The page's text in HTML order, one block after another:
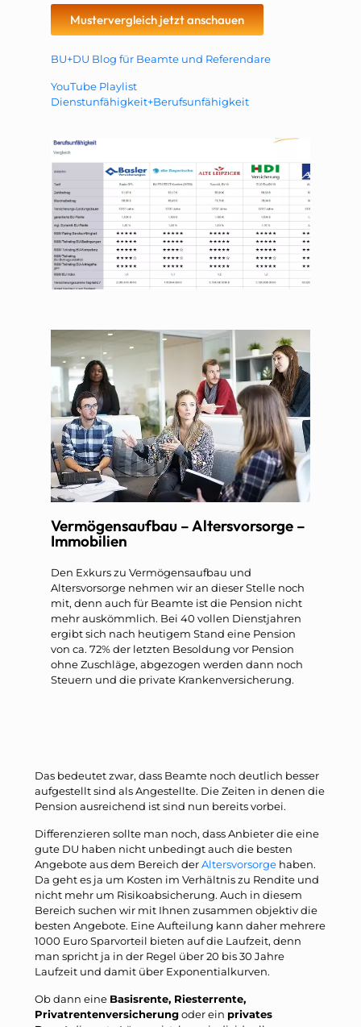
Mustervergleich jetzt anschauen
BU+DU Blog für Beamte und Referendare
YouTube Playlist
Dienstunfähigkeit+Berufsunfähigkeit
Vermögensaufbau – Altersvorsorge –
Immobilien
Den Exkurs zu Vermögensaufbau und
Altersvorsorge nehmen wir an dieser Stelle noch
mit, denn auch für Beamte ist die Pension nicht
mehr auskömmlich. Bei 40 vollen Dienstjahren
ergibt sich nach heutigem Stand eine Pension
von ca. 72% der letzten Besoldung vor Pension
ohne Zuschläge, abgezogen werden dann noch
Steuern und die private Krankenversicherung.
Das bedeutet zwar, dass Beamte noch deutlich besser
aufgestellt sind als Angestellte. Die Zeiten in denen die
Pension ausreichend ist sind nun bereits vorbei.
Differenzieren sollte man noch, dass Anbieter die eine
gute DU haben nicht unbedingt auch die besten
Angebote aus dem Bereich derAltersvorsorge haben.
Da geht es ja um Kosten im Verhältnis zu Rendite und
nicht mehr um Risikoabsicherung. Auch in diesem
Bereich suchen wir mit Ihnen zusammen objektiv die
besten Angebote. Eine Aufteilung kann daher mehrere
1000 Euro Sparvorteil bieten auf die Laufzeit, denn
man spricht ja in der Regel über 20 bis 30 Jahre
Laufzeit und damit über Exponentialkurven.
Ob dann eine Basisrente, Riesterrente,
Privatrentenversicherungoder ein privates